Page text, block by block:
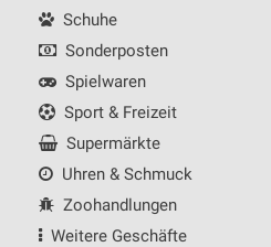
Schuhe
Sonderposten
Spielwaren
Sport & Freizeit
Supermärkte
Uhren & Schmuck
Zoohandlungen
Weitere Geschäfte